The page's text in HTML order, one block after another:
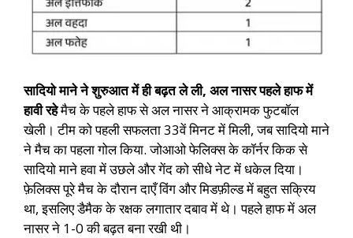
सादियो माने ने शुरुआत में ही बढ़त ले ली, अल नासर पहले हाफ में
हावी रहेमैच के पहले हाफ से अल नासर ने आक्रामक फुटबॉल
खेली। टीम को पहली सफलता 33वें मिनट में मिली, जब सादियो माने
ने मैच का पहला गोल किया. जोआओ फेलिक्स के कॉर्नर किक से
सादियो माने हवा में उछले और गेंद को सीधे नेट में धकेल दिया।
फ़ेलिक्स पूरे मैच के दौरान दाएँ विंग और मिडफ़ील्ड में बहुत सक्रिय
था, इसलिए डैमैक के रक्षक लगातार दबाव में थे। पहले हाफ में अल
नासर ने 1-0 की बढ़त बना रखी थी।